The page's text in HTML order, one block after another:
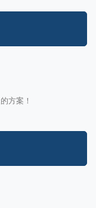
方案！